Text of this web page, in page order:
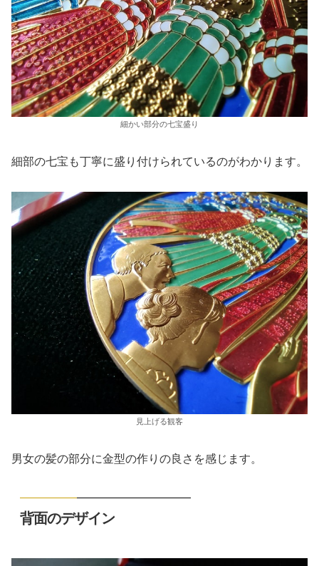
細かい部分の七宝盛り
細部の七宝も丁寧に盛り付けられているのがわかります。
見上げる観客
男女の髪の部分に金型の作りの良さを感じます。
背面のデザイン